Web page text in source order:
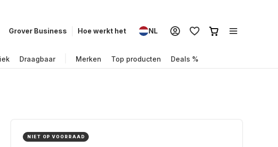
Grover Business Hoe werkt het NL
Draagbaar Merken Top producten Deals %
NIET OP VOORRAAD